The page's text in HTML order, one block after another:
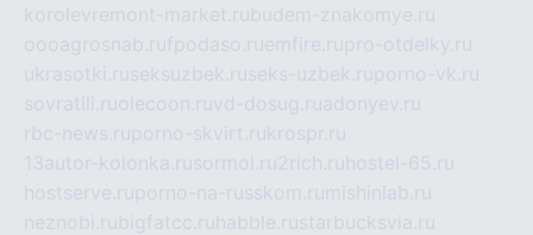
korolevremont-market.rubudem-znakomye.ru
oooagrosnab.rufpodaso.ruemfire.rupro-otdelky.ru
ukrasotki.ruseksuzbek.ruseks-uzbek.ruporno-vk.ru
sovratili.ruolecoon.ruvd-dosug.ruadonyev.ru
rbc-news.ruporno-skvirt.rukrospr.ru
13autor-kolonka.rusormol.ru2rich.ru hostel-65.ru
hostserve.ruporno-na-russkom.ru mishinlab.ru
neznobi.rubigfatcc.ru habble.rustarbucksvia.ru